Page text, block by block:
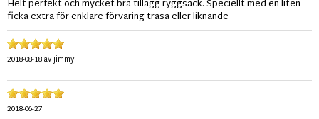
Helt perfekt och mycket bra tillägg ryggsäck. Speciellt med en liten
ficka extra för enklare förvaring trasa eller liknande
2018-08-18avJimmy
2018-06-27